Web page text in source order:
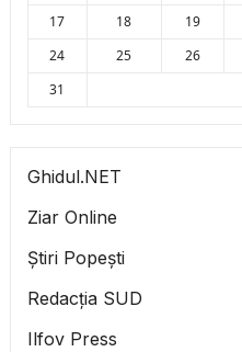
17
18 19
24
25 26
31
Ghidul.NET
Ziar Online
Știri Popești
Redacția SUD
Ilfov Press